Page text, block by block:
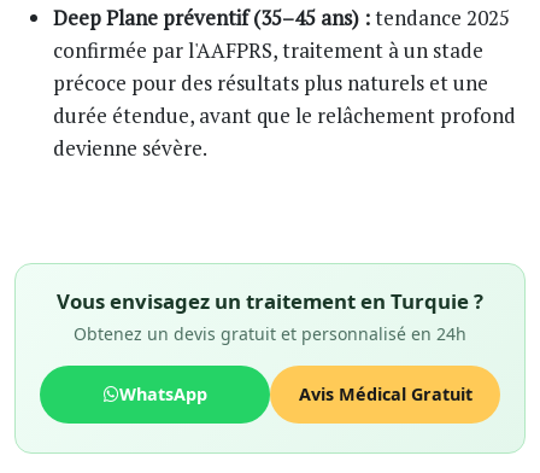
Deep Plane préventif (35–45 ans) :tendance 2025
confirmée par l'AAFPRS, traitement à un stade
précoce pour des résultats plus naturels et une
durée étendue, avant que le relâchement profond
devienne sévère.
Vous envisagez un traitement en Turquie ?
Obtenez un devis gratuit et personnalisé en 24h
WhatsApp Avis Médical Gratuit